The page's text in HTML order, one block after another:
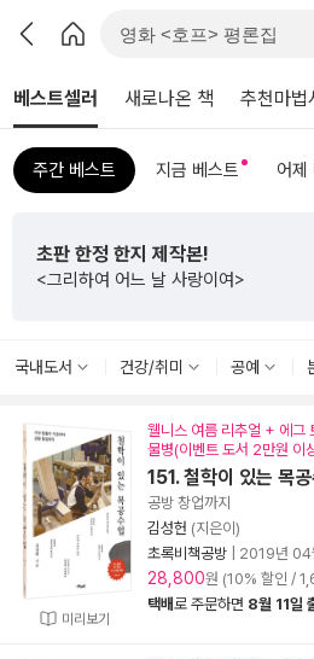
베스트셀러 새로나온 책 추천마법
주간 베스트 지금 베스트 어제
초판 한정 한지 제작본!
<그리하여 어느 날 사랑이여>
국내도서 건강/취미 공예
미리보기
웰니스 여름 리추얼 + 에그
물병(이벤트 도서 2만원 이
151. 철학이 있는 목
공방 창업까지
김성헌 (지은이)
초록비책공방
2019년 04
28,800원 (10% 할인 /
택배로 주문하면 8월 11일